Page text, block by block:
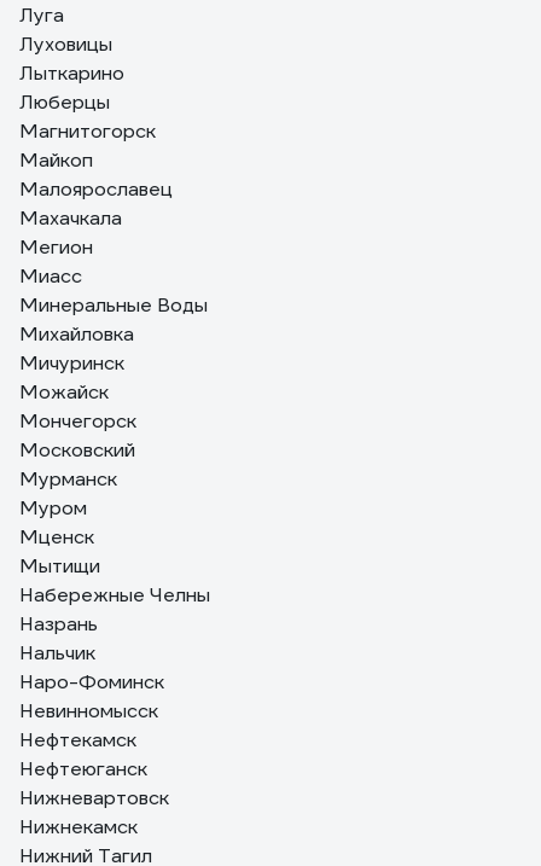
Луга
Луховицы
Лыткарино
Люберцы
Магнитогорск
Майкоп
Малоярославец
Махачкала
Мегион
Миасс
Минеральные Воды
Михайловка
Мичуринск
Можайск
Мончегорск
Московский
Мурманск
Муром
Мценск
Мытищи
Набережные Челны
Назрань
Нальчик
Наро-Фоминск
Невинномысск
Нефтекамск
Нефтеюганск
Нижневартовск
Нижнекамск
Нижний Тагил